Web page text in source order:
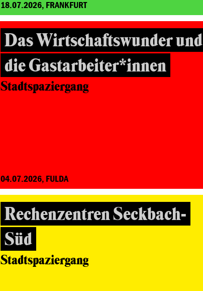
18.07.2026, FRANKFURT
Das Wirtschaftswunder und
die Gastarbeiter*innen
Stadtspaziergang
04.07.2026, FULDA
Rechenzentren Seckbach-
Süd
Stadtspaziergang